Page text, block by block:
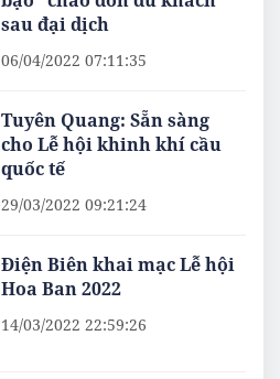
sau đại dịch
06/04/2022 07:11:35
Tuyên Quang: Sẵn sàng
cho Lễ hội khinh khí cầu
quốc tế
29/03/2022 09:21:24
Điện Biên khai mạc Lễ hội
Hoa Ban 2022
14/03/2022 22:59:26